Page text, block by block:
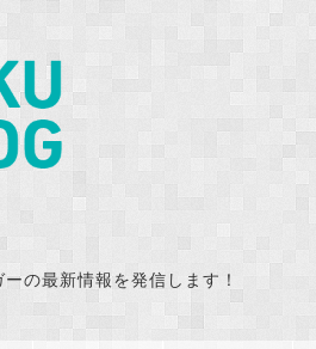
の最新情報を発信します！